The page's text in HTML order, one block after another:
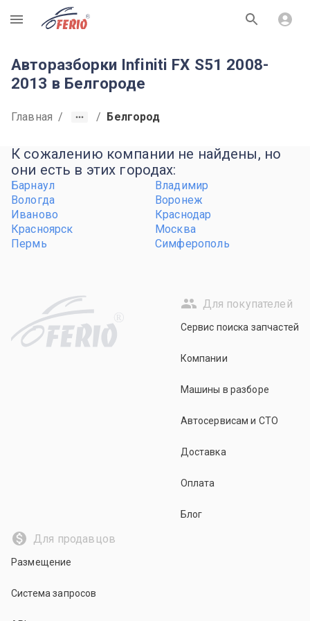
R
Авторазборки Infiniti FX S51 2008-
2013 в Белгороде
Главная / / Белгород
К сожалению компании не найдены, но
они есть в этих городах:
Барнаул
Владимир
Вологда
Воронеж
Иваново
Краснодар
Красноярск
Москва
Пермь
Симферополь
R
Для покупателей
Сервис поиска запчастей
Компании
Машины в разборе
Автосервисам и СТО
Доставка
Оплата
Блог
Для продавцов
Размещение
Система запросов